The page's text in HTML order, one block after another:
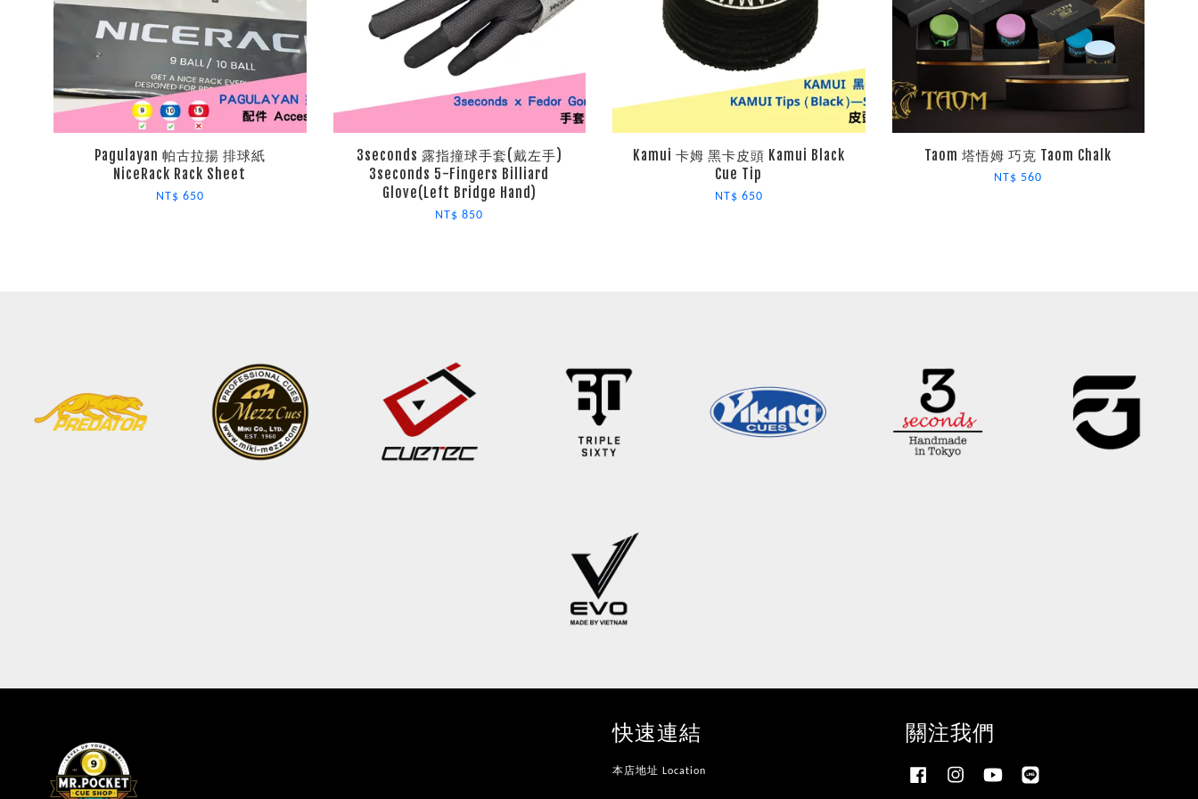
Pagulayan 帕古拉揚 排球紙
NiceRack Rack Sheet
NT$ 650
3seconds 露指撞球手套(戴左手)
3seconds 5-Fingers Billiard
Glove(Left Bridge Hand)
NT$ 850
Kamui 卡姆 黑卡皮頭 Kamui Black
Cue Tip
NT$ 650
Taom 塔悟姆 巧克 Taom Chalk
NT$ 560
快速連結
本店地址 Location
關注我們
FacebookInstagramYouTube